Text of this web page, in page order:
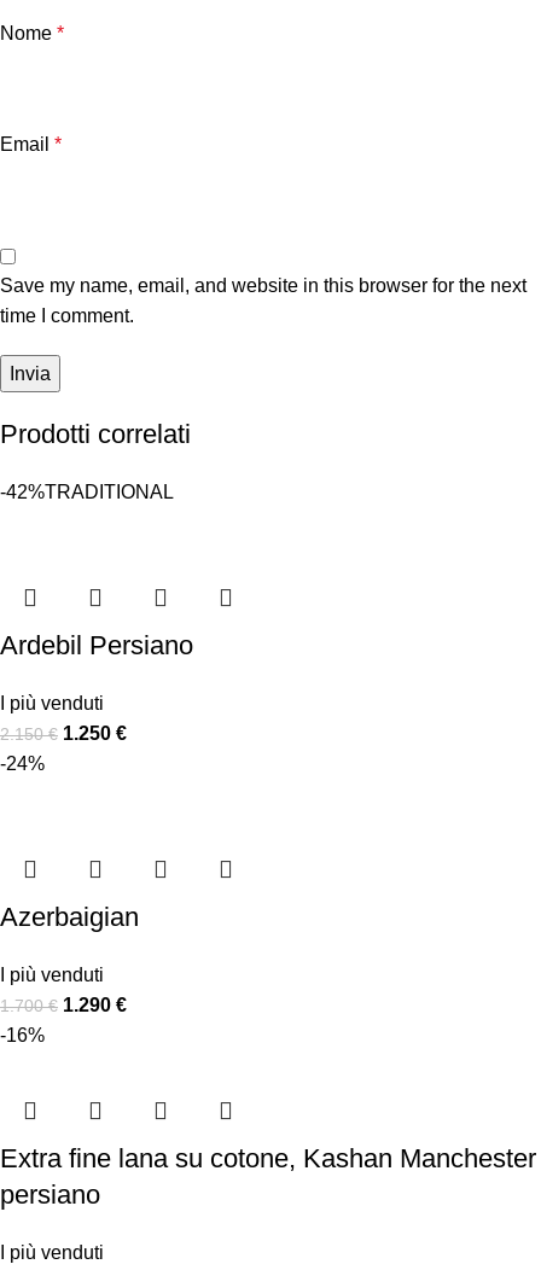
Nome *
Email *
Save my name, email, and website in this browser for the next
time I comment.
Prodotti correlati
-42%TRADITIONAL
Ardebil Persiano
I più venduti
2.150€ 1.250 €
-24%
Azerbaigian
I più venduti
1.700€ 1.290 €
-16%
Extra fine lana su cotone, Kashan Manchester
persiano
I più venduti